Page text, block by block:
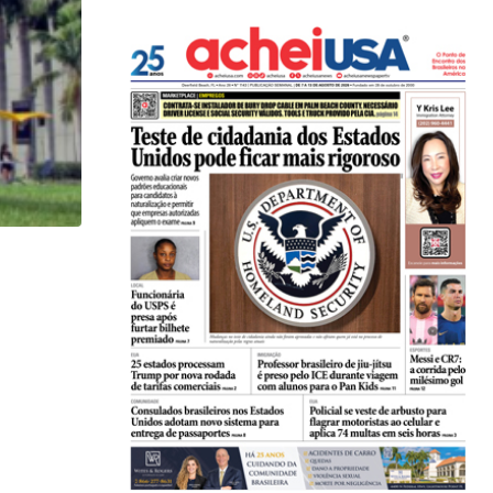
HISTÓRICO
Açaí é reconhecido oficialmente como fruto
21/01/2026